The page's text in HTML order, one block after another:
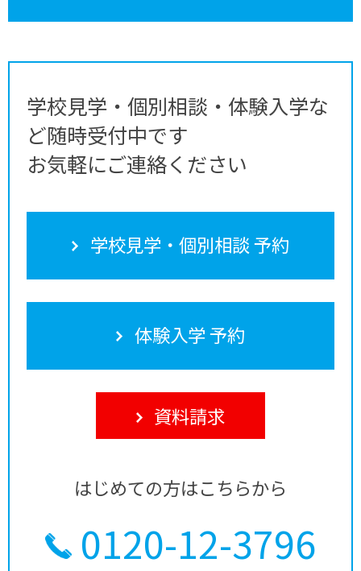
学校見学・個別相談・体験入学な
ど随時受付中です
お気軽にご連絡ください
学校見学・個別相談 予約
体験入学 予約
資料請求
はじめての方はこちらから
0120-12-3796